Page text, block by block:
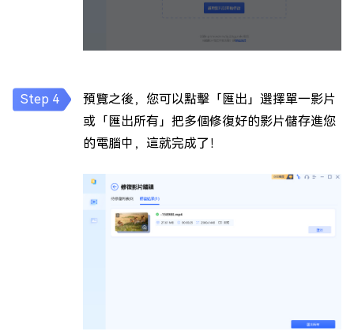
預覽之後，您可以點擊「匯出」選擇單一影片
或「匯出所有」把多個修復好的影片儲存進您
的電腦中，這就完成了！